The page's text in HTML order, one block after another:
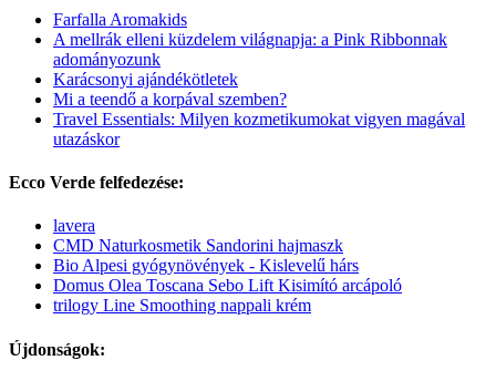
Farfalla Aromakids
A mellrák elleni küzdelem világnapja: a Pink Ribbonnak
adományozunk
Karácsonyi ajándékötletek
Mi a teendő a korpával szemben?
Travel Essentials: Milyen kozmetikumokat vigyen magával
utazáskor
Ecco Verde felfedezése:
lavera
CMD Naturkosmetik Sandorini hajmaszk
Bio Alpesi gyógynövények - Kislevelű hárs
Domus Olea Toscana Sebo Lift Kisimító arcápoló
trilogy Line Smoothing nappali krém
Újdonságok: